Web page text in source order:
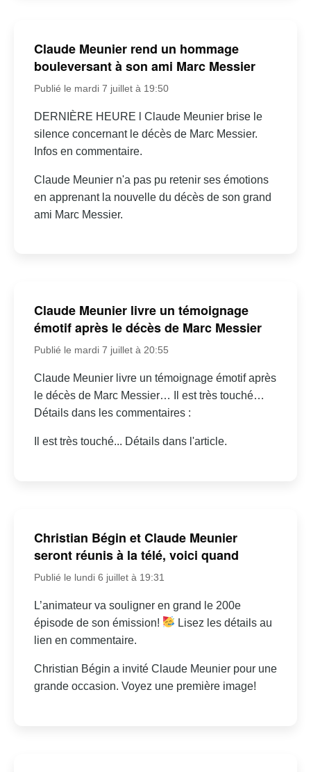
Claude Meunier rend un hommage
bouleversant à son ami Marc Messier
Publié le mardi 7 juillet à 19:50
DERNIÈRE HEURE l Claude Meunier brise le
silence concernant le décès de Marc Messier.
Infos en commentaire.
Claude Meunier n'a pas pu retenir ses émotions
en apprenant la nouvelle du décès de son grand
ami Marc Messier.
Claude Meunier livre un témoignage
émotif après le décès de Marc Messier
Publié le mardi 7 juillet à 20:55
Claude Meunier livre un témoignage émotif après
le décès de Marc Messier… Il est très touché…
Détails dans les commentaires :
Il est très touché... Détails dans l'article.
Christian Bégin et Claude Meunier
seront réunis à la télé, voici quand
Publié le lundi 6 juillet à 19:31
L’animateur va souligner en grand le 200e
épisode de son émission!
Lisez les détails au
lien en commentaire.
Christian Bégin a invité Claude Meunier pour une
grande occasion. Voyez une première image!